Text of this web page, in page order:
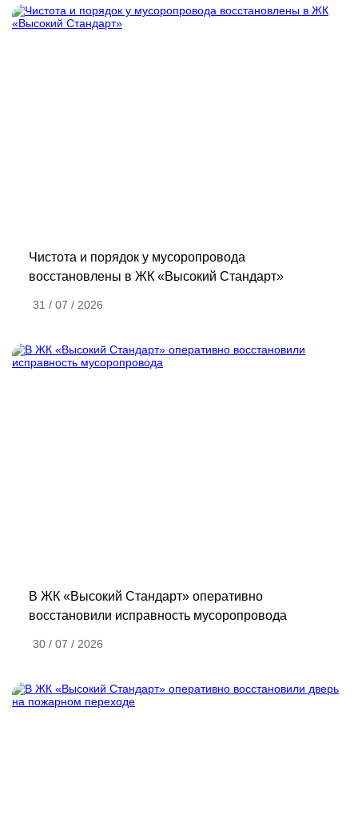
Чистота и порядок у мусоропровода
восстановлены в ЖК «Высокий Стандарт»
31 / 07 / 2026
В ЖК «Высокий Стандарт» оперативно
восстановили исправность мусоропровода
30 / 07 / 2026